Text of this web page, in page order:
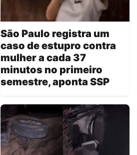
São Paulo registra um
caso de estupro contra
mulher a cada 37
minutos no primeiro
semestre, aponta SSP